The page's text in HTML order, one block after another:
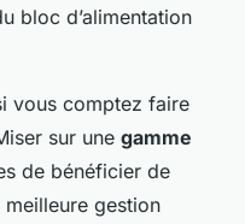
bloc d’alimentation
vous comptez faire
sur une gamme
de bénéficier de
meilleure gestion